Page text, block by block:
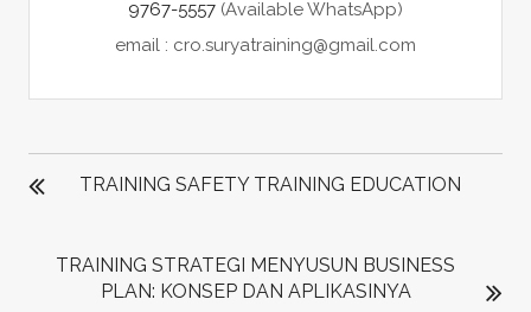
9767-5557(Available WhatsApp)
email : cro.suryatraining@gmail.com
POST
NAVIGATION
TRAINING SAFETY TRAINING EDUCATION
TRAINING STRATEGI MENYUSUN BUSINESS
PLAN: KONSEP DAN APLIKASINYA